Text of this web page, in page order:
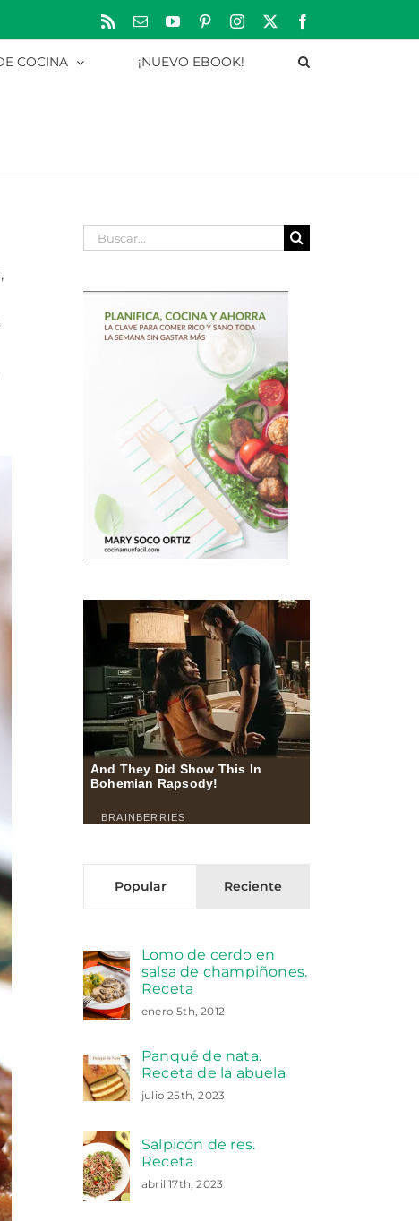
Rss
CorreoYouTubePinterestInstagram
X
COCINA ¡NUEVO EBOOK!
Buscar:
Popular Reciente
Lomo de cerdo en
salsa de champiñones.
Receta
enero 5th, 2012
Panqué de nata.
Receta de la abuela
julio 25th, 2023
Salpicón de res.
Receta
abril 17th, 2023